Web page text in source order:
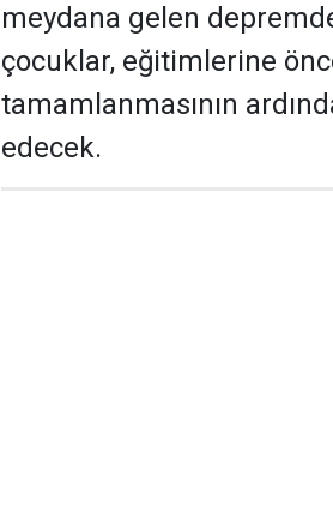
meydana gelen
çocuklar, eğitimlerine
tamamlanmasının
edecek.